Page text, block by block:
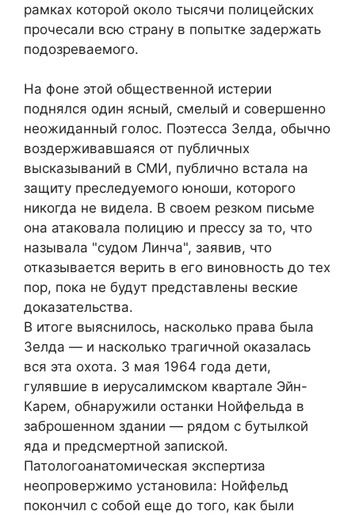
рамках которой около тысячи полицейских
прочесали всю страну в попытке задержать
подозреваемого.
На фоне этой общественной истерии
поднялся один ясный, смелый и совершенно
неожиданный голос. Поэтесса Зелда, обычно
воздерживавшаяся от публичных
высказываний в СМИ, публично встала на
защиту преследуемого юноши, которого
никогда не видела. В своем резком письме
она атаковала полицию и прессу за то, что
называла "судом Линча", заявив, что
отказывается верить в его виновность до тех
пор, пока не будут представлены веские
доказательства.
В итоге выяснилось, насколько права была
Зелда — и насколько трагичной оказалась
вся эта охота. 3 мая 1964 года дети,
гулявшие в иерусалимском квартале Эйн-
Карем, обнаружили останки Нойфельда в
заброшенном здании — рядом с бутылкой
яда и предсмертной запиской.
Патологоанатомическая экспертиза
неопровержимо установила: Нойфельд
покончил с собой еще до того, как были